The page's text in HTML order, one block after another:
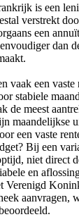
is een
verstrekt
een
dan
vaak een
stabiele
de meest
maandelijkse
een vaste
Bij een
niet direct
en
Verenigd
aanvragen,